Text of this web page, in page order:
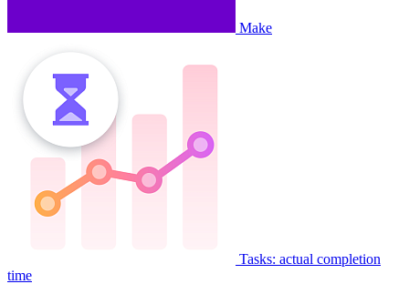
Make
Tasks: actual completion
time